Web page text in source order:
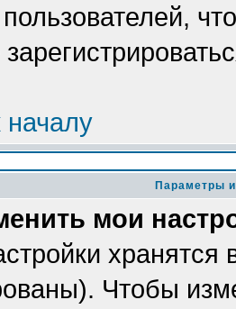
началу
Параметры
мои
Чтобы